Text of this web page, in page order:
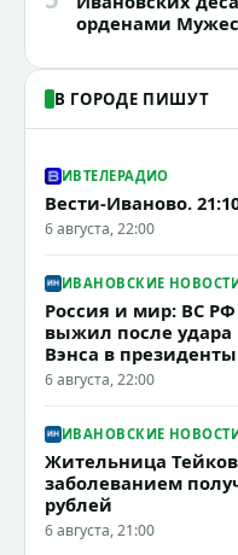
орденами
В ГОРОДЕ ПИШУТ
ИВТЕЛЕРАДИО
Вести-Иваново.
6 августа, 22:00
ИВАНОВСКИЕ
Россия и мир: ВС
выжил после
Вэнса в президенты
6 августа, 22:00
ИВАНОВСКИЕ
Жительница
заболеванием
рублей
6 августа, 21:00